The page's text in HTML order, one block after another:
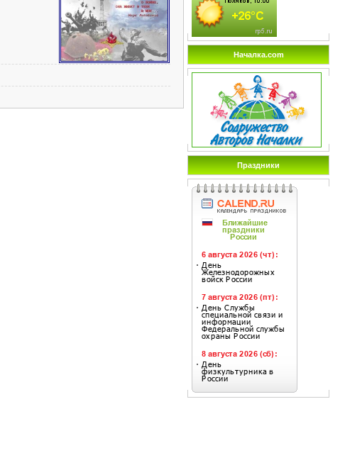
Началка.com
Праздники